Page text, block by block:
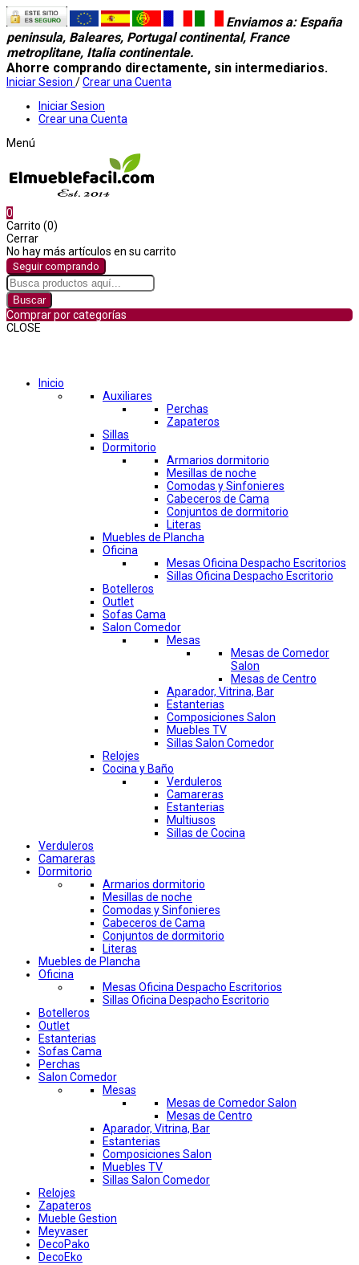
Enviamos a: España
peninsula, Baleares, Portugal continental, France
metroplitane, Italia continentale.
Ahorre comprando directamente, sin intermediarios.
Iniciar Sesion /Crear una Cuenta
Iniciar Sesion
Crear una Cuenta
Menú
0
Carrito (0)
Cerrar
No hay más artículos en su carrito
Seguir comprando
Buscar
Comprar por categorías
CLOSE
Inicio
Auxiliares
Perchas
Zapateros
Sillas
Dormitorio
Armarios dormitorio
Mesillas de noche
Comodas y Sinfonieres
Cabeceros de Cama
Conjuntos de dormitorio
Literas
Muebles de Plancha
Oficina
Mesas Oficina Despacho Escritorios
Sillas Oficina Despacho Escritorio
Botelleros
Outlet
Sofas Cama
Salon Comedor
Mesas
Mesas de Comedor
Salon
Mesas de Centro
Aparador, Vitrina, Bar
Estanterias
Composiciones Salon
Muebles TV
Sillas Salon Comedor
Relojes
Cocina y Baño
Verduleros
Camareras
Estanterias
Multiusos
Sillas de Cocina
Verduleros
Camareras
Dormitorio
Armarios dormitorio
Mesillas de noche
Comodas y Sinfonieres
Cabeceros de Cama
Conjuntos de dormitorio
Literas
Muebles de Plancha
Oficina
Mesas Oficina Despacho Escritorios
Sillas Oficina Despacho Escritorio
Botelleros
Outlet
Estanterias
Sofas Cama
Perchas
Salon Comedor
Mesas
Mesas de Comedor Salon
Mesas de Centro
Aparador, Vitrina, Bar
Estanterias
Composiciones Salon
Muebles TV
Sillas Salon Comedor
Relojes
Zapateros
Mueble Gestion
Meyvaser
DecoPako
DecoEko